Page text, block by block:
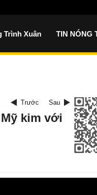
Trình Xuân TIN NÓNG
Trước Sau
kim với